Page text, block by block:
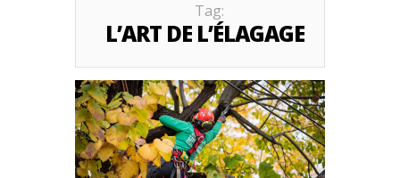
Tag:
L’ART DE L’ÉLAGAGE